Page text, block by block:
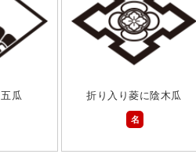
瓜
折り入り菱に陰木瓜
名